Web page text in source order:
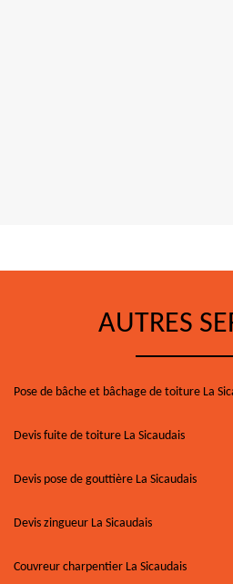
AUTRES
Pose de bâche et bâchage de toiture La
Devis fuite de toiture La Sicaudais
Devis pose de gouttière La Sicaudais
Devis zingueur La Sicaudais
Couvreur charpentier La Sicaudais